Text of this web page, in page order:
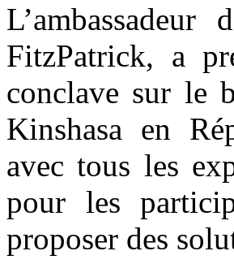
FitzPatrick, a
conclave sur le
Kinshasa en
avec tous les
pour les
proposer des